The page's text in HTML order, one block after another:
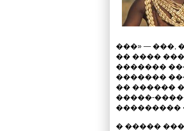
���» — ���,
�� ����
�������
�������
�� ������
�����-
���������
� �����